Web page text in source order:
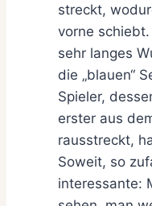
streckt,
vorne schiebt.
sehr langes
die „blauen“
Spieler,
erster aus
rausstreckt,
Soweit, so
interessante: